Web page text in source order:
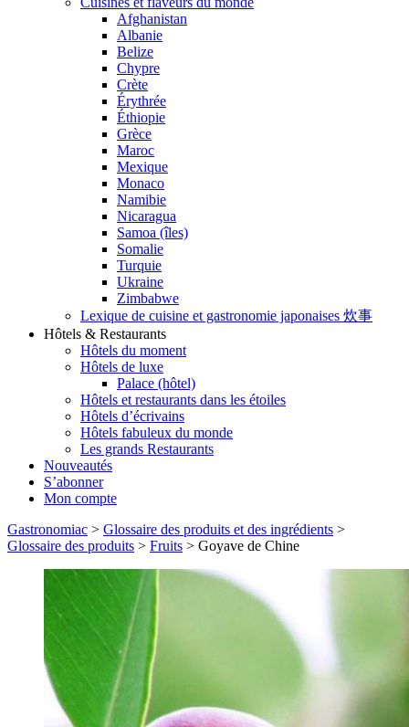
Afghanistan
Albanie
Belize
Chypre
Crète
Érythrée
Éthiopie
Grèce
Maroc
Mexique
Monaco
Namibie
Nicaragua
Samoa (îles)
Somalie
Turquie
Ukraine
Zimbabwe
Lexique de cuisine et gastronomie japonaises 炊事
Hôtels & Restaurants
Hôtels du moment
Hôtels de luxe
Palace (hôtel)
Hôtels et restaurants dans les étoiles
Hôtels d’écrivains
Hôtels fabuleux du monde
Les grands Restaurants
Nouveautés
S’abonner
Mon compte
Gastronomiac > Glossaire des produits et des ingrédients >
Glossaire des produits > Fruits > Goyave de Chine